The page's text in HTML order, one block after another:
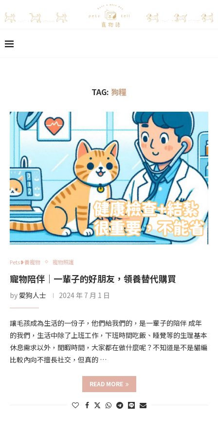
TAG: 狗糧
Pets❥養寵物 寵物照護
寵物陪伴｜一輩子的好朋友，領養替代購買
by 愛狗人士 2024 年 7 月 1 日
讓毛孩成為生活的一份子，他們給我們的，是一輩子的陪伴 成年
的我們，生活中除了上班工作，下班時間吃飯、睡覺等的生理基本
休息需求以外，閒暇時間，大家都在做什麼呢？不知道是不是貓編
比較內向不擅長社交，但真的 …
READ MORE